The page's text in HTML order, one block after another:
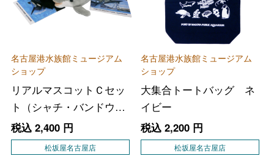
名古屋港水族館ミュージアム
ショップ
リアルマスコットＣセッ
ト（シャチ・バンドウイ
ルカ）
税込 2,400円
松坂屋名古屋店
名古屋港水族館ミュージアム
ショップ
大集合トートバッグ ネ
イビー
税込 2,200円
松坂屋名古屋店